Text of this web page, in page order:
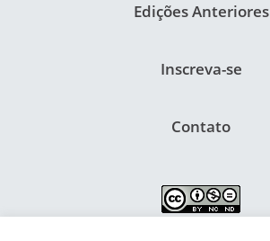
Edições Anteriores
Inscreva-se
Contato